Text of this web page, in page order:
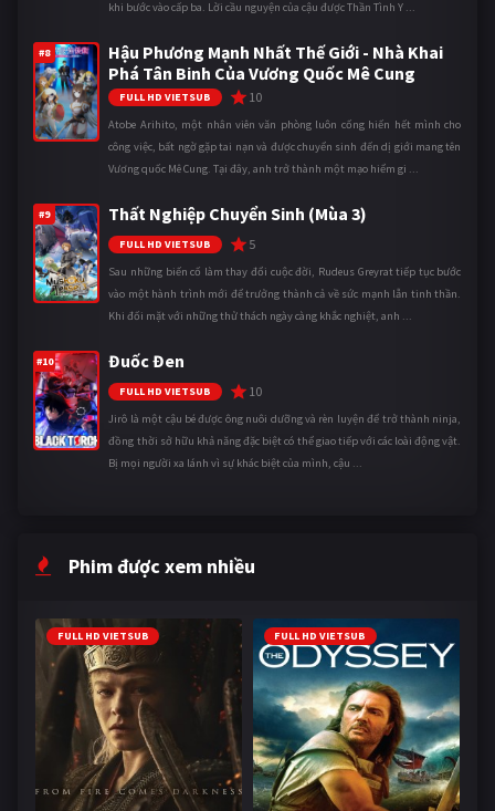
khi bước vào cấp ba. Lời cầu nguyện của cậu được Thần Tình Y ...
#8
Hậu Phương Mạnh Nhất Thế Giới - Nhà Khai
Phá Tân Binh Của Vương Quốc Mê Cung
FULL HD VIETSUB 10
Atobe Arihito, một nhân viên văn phòng luôn cống hiến hết mình cho
công việc, bất ngờ gặp tai nạn và được chuyển sinh đến dị giới mang tên
Vương quốc Mê Cung. Tại đây, anh trở thành một mạo hiểm gi ...
#9 Thất Nghiệp Chuyển Sinh (Mùa 3)
FULL HD VIETSUB 5
Sau những biến cố làm thay đổi cuộc đời, Rudeus Greyrat tiếp tục bước
vào một hành trình mới để trưởng thành cả về sức mạnh lẫn tinh thần.
Khi đối mặt với những thử thách ngày càng khắc nghiệt, anh ...
#10 Đuốc Đen
FULL HD VIETSUB 10
Jirô là một cậu bé được ông nuôi dưỡng và rèn luyện để trở thành ninja,
đồng thời sở hữu khả năng đặc biệt có thể giao tiếp với các loài động vật.
Bị mọi người xa lánh vì sự khác biệt của mình, cậu ...
Phim được xem nhiều
FULL HD VIETSUB FULL HD VIETSUB